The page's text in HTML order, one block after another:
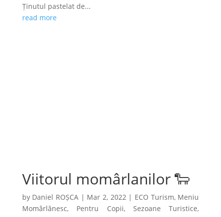
Ținutul pastelat de...
read more
Viitorul momârlanilor 🐑
by Daniel ROȘCA | Mar 2, 2022 | ECO Turism, Meniu
Momârlănesc, Pentru Copii, Sezoane Turistice,